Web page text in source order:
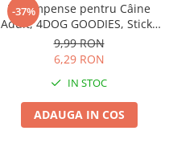
-37%
Recompense pentru Câine
Adult, 4DOG GOODIES, Sticks
din Orez, Talie Mică, 12 cm, 6
bucăți/pungă
9,99 RON
6,29 RON
IN STOC
ADAUGA IN COS